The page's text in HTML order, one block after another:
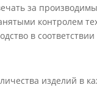
за
контролем
в
изделий в